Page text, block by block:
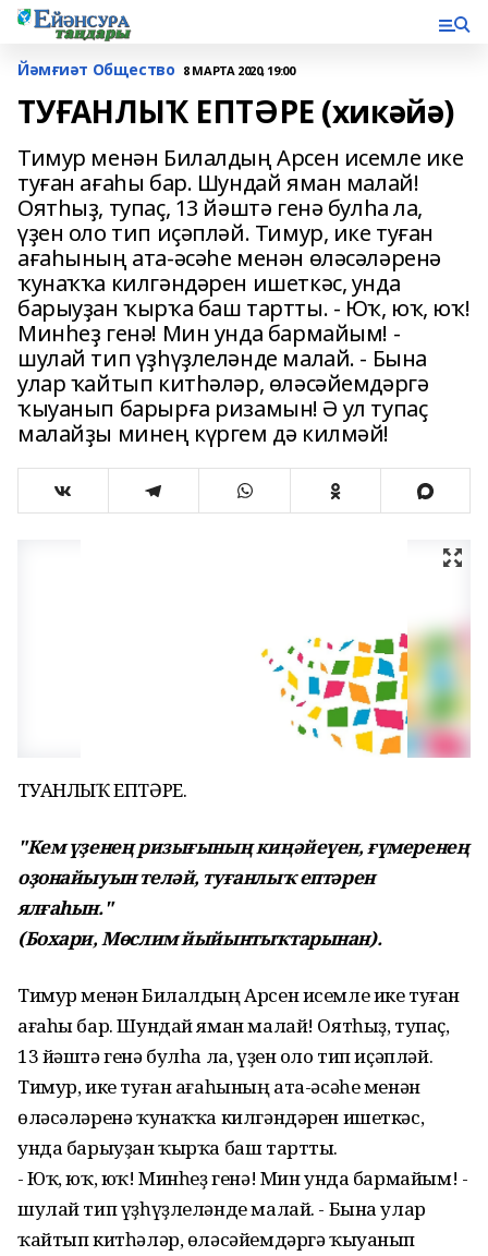
Йәмғиәт Общество 8 МАРТА 2020, 19:00
ТУҒАНЛЫҠ ЕПТӘРЕ (хикәйә)
Тимур менән Билалдың Арсен исемле ике
туған ағаһы бар. Шундай яман малай!
Оятһыҙ, тупаҫ, 13 йәштә генә булһа ла,
үҙен оло тип иҫәпләй. Тимур, ике туған
ағаһының ата-әсәһе менән өләсәләренә
ҡунаҡҡа килгәндәрен ишеткәс, унда
барыуҙан ҡырҡа баш тартты. - Юҡ, юҡ, юҡ!
Минһеҙ генә! Мин унда бармайым! -
шулай тип үҙһүҙлеләнде малай. - Бына
улар ҡайтып китһәләр, өләсәйемдәргә
ҡыуанып барырға ризамын! Ә ул тупаҫ
малайҙы минең күргем дә килмәй!
ТУҒАНЛЫҠ ЕПТӘРЕ.
"Кем үҙенең ризығының киңәйеүен, ғүмеренең
оҙонайыуын теләй, туғанлыҡ ептәрен
ялғаһын."
(Бохари, Мөслим йыйынтыҡтарынан).
Тимур менән Билалдың Арсен исемле ике туған
ағаһы бар. Шундай яман малай! Оятһыҙ, тупаҫ,
13 йәштә генә булһа ла, үҙен оло тип иҫәпләй.
Тимур, ике туған ағаһының ата-әсәһе менән
өләсәләренә ҡунаҡҡа килгәндәрен ишеткәс,
унда барыуҙан ҡырҡа баш тартты.
- Юҡ, юҡ, юҡ! Минһеҙ генә! Мин унда бармайым! -
шулай тип үҙһүҙлеләнде малай. - Бына улар
ҡайтып китһәләр, өләсәйемдәргә ҡыуанып